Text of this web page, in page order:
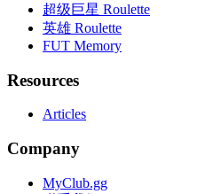
超级巨星 Roulette
英雄 Roulette
FUT Memory
Resources
Articles
Company
MyClub.gg